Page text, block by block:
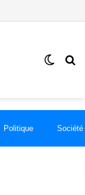
Switch
Politique Société